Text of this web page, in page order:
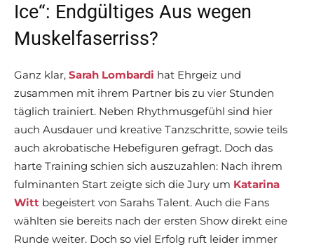
Ice“: Endgültiges Aus wegen
Muskelfaserriss?
Ganz klar, Sarah Lombardi hat Ehrgeiz und
zusammen mit ihrem Partner bis zu vier Stunden
täglich trainiert. Neben Rhythmusgefühl sind hier
auch Ausdauer und kreative Tanzschritte, sowie teils
auch akrobatische Hebefiguren gefragt. Doch das
harte Training schien sich auszuzahlen: Nach ihrem
fulminanten Start zeigte sich die Jury um Katarina
Witt begeistert von Sarahs Talent. Auch die Fans
wählten sie bereits nach der ersten Show direkt eine
Runde weiter. Doch so viel Erfolg ruft leider immer